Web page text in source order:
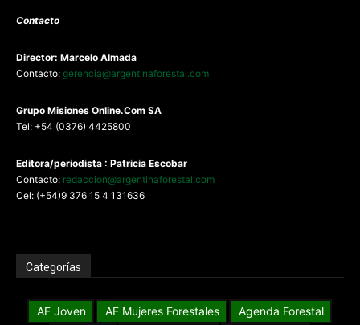
Contacto
Director: Marcelo Almada
Contacto: gerencia@argentinaforestal.com
Grupo Misiones Online.Com SA
Tel: +54 (0376) 4425800
Editora/periodista : Patricia Escobar
Contacto: redaccion@argentinaforestal.com
Cel: (+54)9 376 15 4 131636
Categorías
AF Joven AF Mujeres Forestales
Agenda Forestal